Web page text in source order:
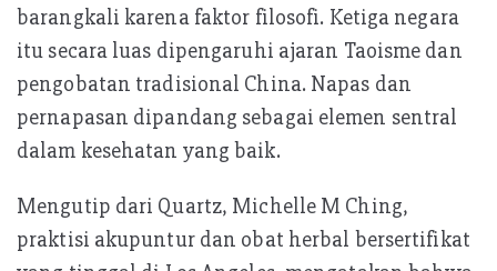
barangkali karena faktor filosofi. Ketiga negara
itu secara luas dipengaruhi ajaran Taoisme dan
pengobatan tradisional China. Napas dan
pernapasan dipandang sebagai elemen sentral
dalam kesehatan yang baik.
Mengutip dari Quartz, Michelle M Ching,
praktisi akupuntur dan obat herbal bersertifikat